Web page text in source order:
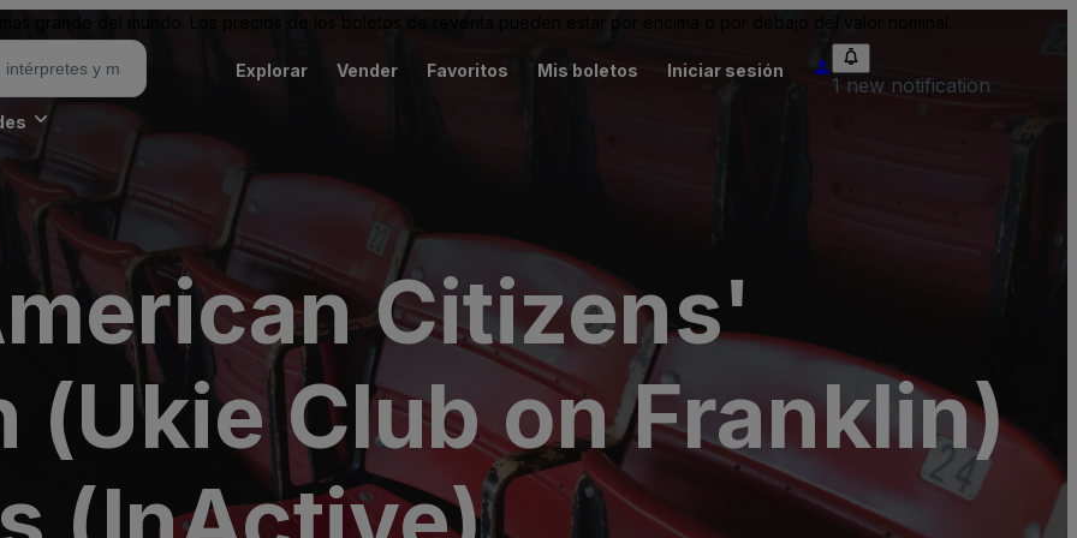
Explorar Vender Favoritos Mis boletos Iniciar sesión
1 new notification
Citizens'
Club on Franklin)